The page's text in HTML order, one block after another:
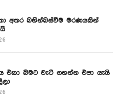
අතර බහින්බස්වීම මරණයකින්
එකා බිමට වැටී ගහන්න එපා යැයි